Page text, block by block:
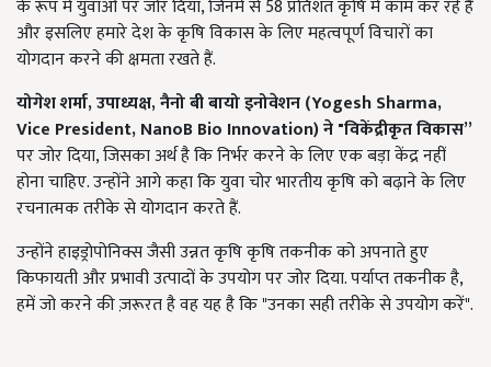
के रूप में युवाओं पर जोर दिया, जिनमें से 58 प्रतिशत कृषि में काम कर रहे हैं
और इसलिए हमारे देश के कृषि विकास के लिए महत्वपूर्ण विचारों का
योगदान करने की क्षमता रखते हैं.
योगेश शर्मा,उपाध्यक्ष,नैनो बी बायो इनोवेशन (Yogesh Sharma,
Vice President, NanoB Bio Innovation)ने "विकेंद्रीकृत विकास”
पर जोर दिया, जिसका अर्थ है कि निर्भर करने के लिए एक बड़ा केंद्र नहीं
होना चाहिए. उन्होंने आगे कहा कि युवा चोर भारतीय कृषि को बढ़ाने के लिए
रचनात्मक तरीके से योगदान करते हैं.
उन्होंने हाइड्रोपोनिक्स जैसी उन्नत कृषि कृषि तकनीक को अपनाते हुए
किफायती और प्रभावी उत्पादों के उपयोग पर जोर दिया. पर्याप्त तकनीक है,
हमें जो करने की ज़रूरत है वह यह है कि "उनका सही तरीके से उपयोग करें".